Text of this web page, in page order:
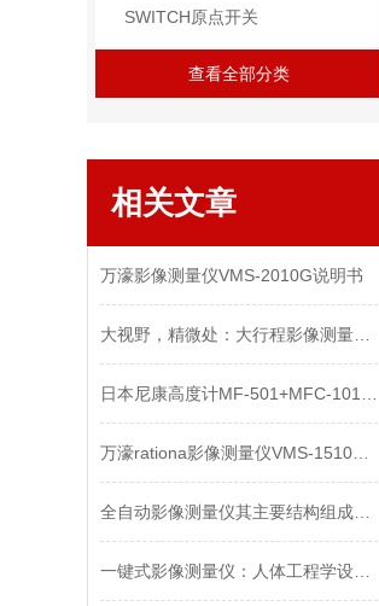
SWITCH原点开关
查看全部分类
相关文章
万濠影像测量仪VMS-2010G说明书